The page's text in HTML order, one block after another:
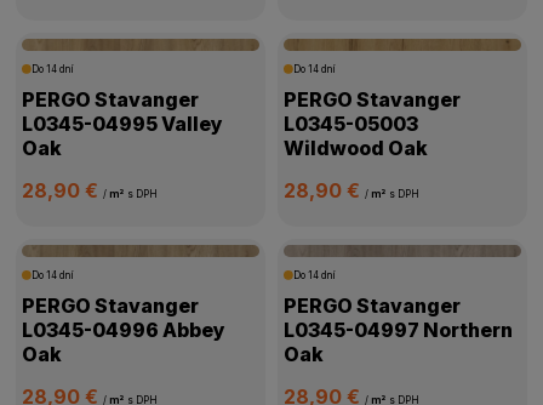
Do 14 dní
PERGO Stavanger
L0345-04995 Valley
Oak
28,90 €/ m² s DPH
Do 14 dní
PERGO Stavanger
L0345-05003
Wildwood Oak
28,90 € / m² s DPH
Do 14 dní
PERGO Stavanger
L0345-04996 Abbey
Oak
28,90 €/ m² s DPH
Do 14 dní
PERGO Stavanger
L0345-04997 Northern
Oak
28,90 € / m² s DPH